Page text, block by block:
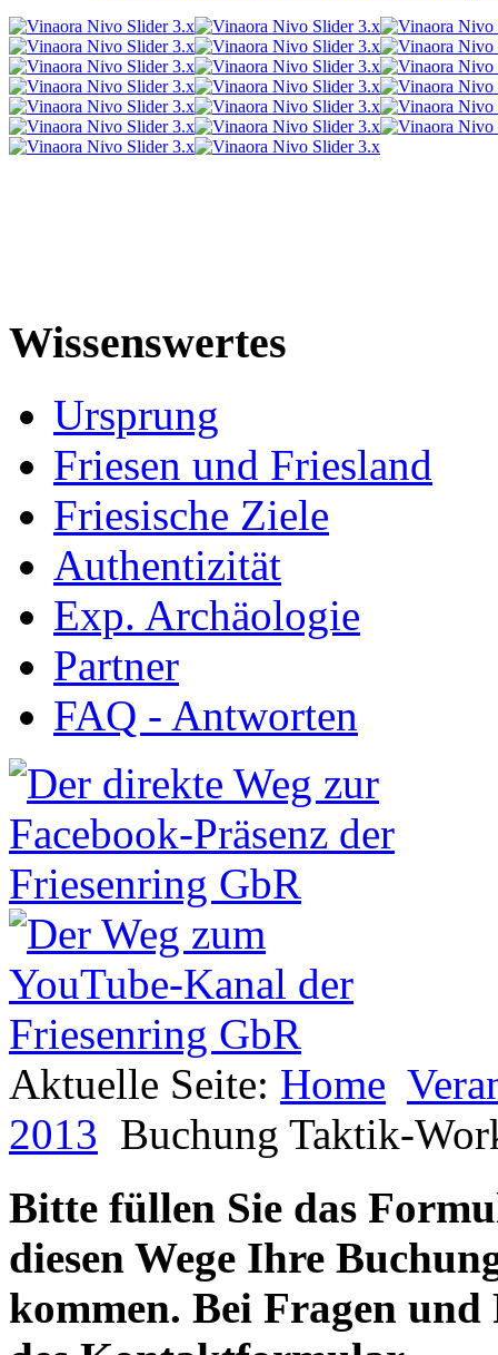
Wissenswertes
Ursprung
Friesen und Friesland
Friesische Ziele
Authentizität
Exp. Archäologie
Partner
FAQ - Antworten
Aktuelle Seite: Home
2013 Buchung Taktik-
Bitte füllen Sie das
diesen Wege Ihre
kommen. Bei Fragen und